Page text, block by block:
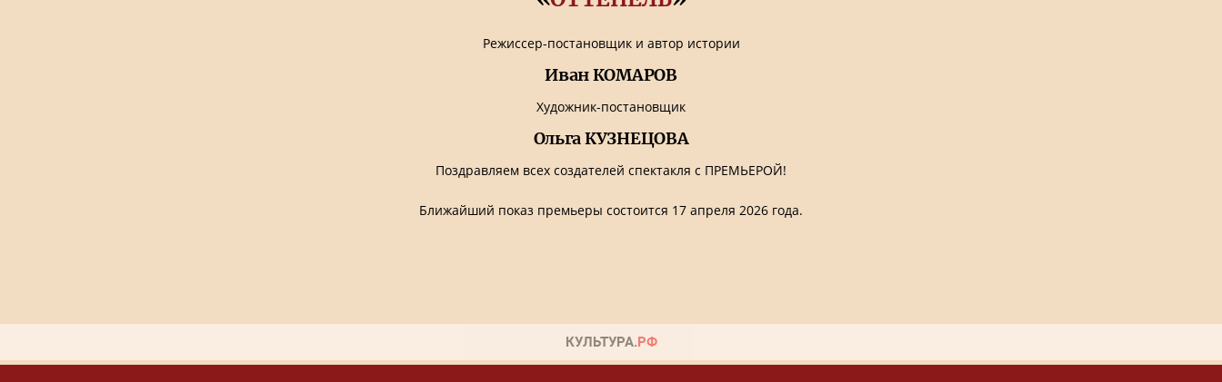
Режиссер-постановщик и автор истории
Иван КОМАРОВ
Художник-постановщик
ОльгаКУЗНЕЦОВА
Поздравляем всех создателей спектакля с ПРЕМЬЕРОЙ!
Ближайший показ премьеры состоится 17 апреля 2026 года.